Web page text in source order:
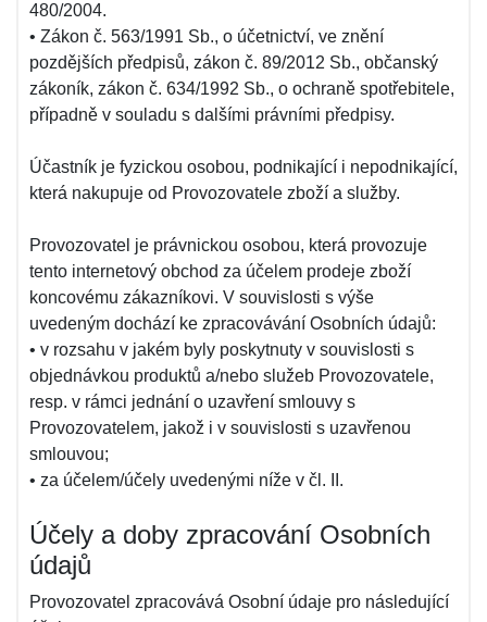
480/2004.
• Zákon č. 563/1991 Sb., o účetnictví, ve znění
pozdějších předpisů, zákon č. 89/2012 Sb., občanský
zákoník, zákon č. 634/1992 Sb., o ochraně spotřebitele,
případně v souladu s dalšími právními předpisy.
Účastník je fyzickou osobou, podnikající i nepodnikající,
která nakupuje od Provozovatele zboží a služby.
Provozovatel je právnickou osobou, která provozuje
tento internetový obchod za účelem prodeje zboží
koncovému zákazníkovi. V souvislosti s výše
uvedeným dochází ke zpracovávání Osobních údajů:
• v rozsahu v jakém byly poskytnuty v souvislosti s
objednávkou produktů a/nebo služeb Provozovatele,
resp. v rámci jednání o uzavření smlouvy s
Provozovatelem, jakož i v souvislosti s uzavřenou
smlouvou;
• za účelem/účely uvedenými níže v čl. II.
Účely a doby zpracování Osobních
údajů
Provozovatel zpracovává Osobní údaje pro následující